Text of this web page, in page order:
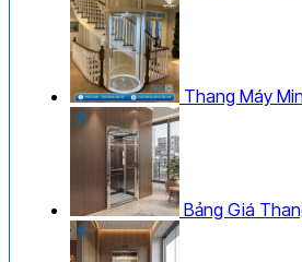
Thang Máy
Bảng Giá